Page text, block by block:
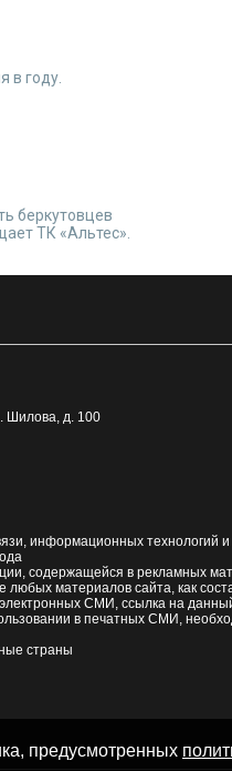
в году.
беркутовцев
ТК «Альтес».
Шилова, д. 100
информационных технологий и
содержащейся в рекламных
материалов сайта, как
СМИ, ссылка на
в печатных СМИ,
страны
предусмотренных